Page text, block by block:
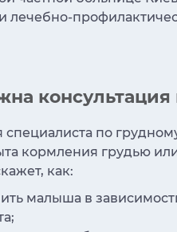
лечебно-
специалиста по
кормления грудью
как:
малыша в